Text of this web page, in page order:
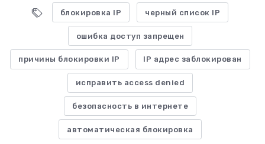
блокировка IP черный список IP
ошибка доступ запрещен
причины блокировки IP IP адрес заблокирован
исправить access denied
безопасность в интернете
автоматическая блокировка